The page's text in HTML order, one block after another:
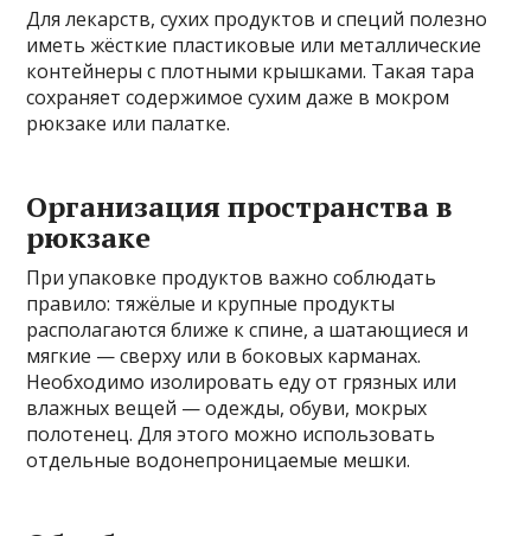
Для лекарств, сухих продуктов и специй полезно
иметь жёсткие пластиковые или металлические
контейнеры с плотными крышками. Такая тара
сохраняет содержимое сухим даже в мокром
рюкзаке или палатке.
Организация пространства в
рюкзаке
При упаковке продуктов важно соблюдать
правило: тяжёлые и крупные продукты
располагаются ближе к спине, а шатающиеся и
мягкие — сверху или в боковых карманах.
Необходимо изолировать еду от грязных или
влажных вещей — одежды, обуви, мокрых
полотенец. Для этого можно использовать
отдельные водонепроницаемые мешки.